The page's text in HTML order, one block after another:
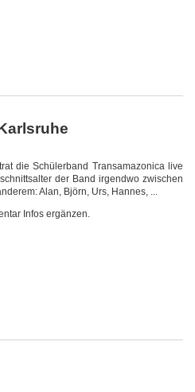
die Schülerband Transamazonica live
der Band irgendwo zwischen
Alan, Björn, Urs, Hannes, ...
Infos ergänzen.